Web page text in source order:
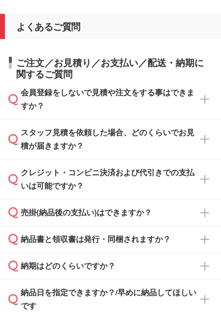
よくあるご質問
ご注文／お見積り／お支払い／配送・納期に
関するご質問
会員登録をしないで見積や注文をする事はできま
すか？
可能です。見積・注文フォームにて『ゲストの
まま進む』ボタンからお進みのうえ、ご依頼く
スタッフ見積を依頼した場合、どのくらいでお見
積が届きますか？
通常、翌営業日までにお送りしております。混
雑状況によっては、お時間をいただくこともご
依頼いただいた場合は、翌営業日以降のご連絡
クレジット・コンビニ決済および代引きでの支払
いは可能ですか？
銀行振込のみのご対応となります。
売掛(納品後の支払い)はできますか？
基本的には先入金をお願いしておりますが、自
どの場合は、月末締め翌月末払いに対応可能で
また、卒業・卒園記念品で対策委員会や個人様
納品書と領収書は発行・同梱されますか？
納品書・領収書は ご依頼をいただいた場合の
ず、通常はPDFデータをメール添付でお送りし
ます。
納期はどのくらいですか？
・印刷する場合(500個程度)
ご入金、イメージ画像の校了から約2週間～2
納品日を指定できますか？/早めに納品してほしい
です